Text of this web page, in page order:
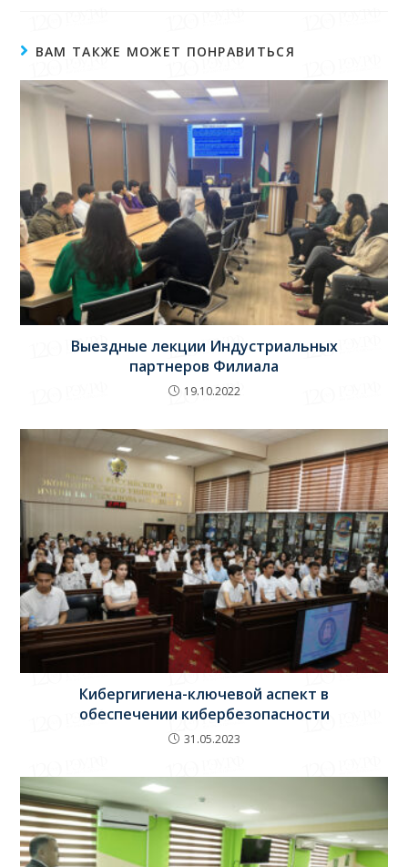
ВАМ ТАКЖЕ МОЖЕТ ПОНРАВИТЬСЯ
Выездные лекции Индустриальных
партнеров Филиала
19.10.2022
Кибергигиена-ключевой аспект в
обеспечении кибербезопасности
31.05.2023